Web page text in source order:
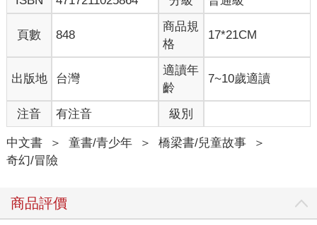
頁數 848
商品規
格
17*21CM
出版地 台灣
適讀年
齡
7~10歲適讀
注音 有注音 級別
中文書 ＞ 童書/青少年 ＞ 橋梁書/兒童故事
＞
奇幻/冒險
商品評價